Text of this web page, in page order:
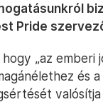
Pride
„az emberi
és a
valósítja